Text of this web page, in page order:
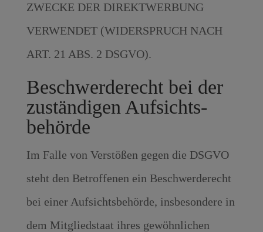
ZWECKE DER DIREKTWERBUNG
VERWENDET (WIDERSPRUCH NACH
ART. 21 ABS. 2 DSGVO).
Beschwerde­recht bei der
zuständigen Aufsichts­
behörde
Im Falle von Verstößen gegen die DSGVO
steht den Betroffenen ein Beschwerderecht
bei einer Aufsichtsbehörde, insbesondere in
dem Mitgliedstaat ihres gewöhnlichen